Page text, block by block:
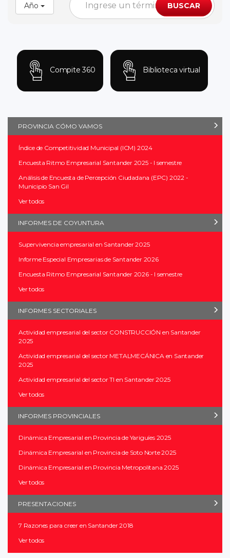
Año BUSCAR
Compite 360 Biblioteca virtual
PROVINCIA CÓMO VAMOS
Índice de Competitividad Municipal (ICM) 2024
Encuesta Ritmo Empresarial Santander 2025 - I semestre
Análisis de Encuesta de Percepción Ciudadana (EPC) 2022 -
Municipio San Gil
Ver todos
INFORMES DE COYUNTURA
Supervivencia empresarial en Santander 2025
Informe Especial Empresarias de Santander 2026
Encuesta Ritmo Empresarial Santander 2026 - I semestre
Ver todos
INFORMES SECTORIALES
Actividad empresarial del sector CONSTRUCCIÓN en Santander
2025
Actividad empresarial del sector METALMECÁNICA en Santander
2025
Actividad empresarial del sector TI en Santander 2025
Ver todos
INFORMES PROVINCIALES
Dinámica Empresarial en Provincia de Yariguíes 2025
Dinámica Empresarial en Provincia de Soto Norte 2025
Dinámica Empresarial en Provincia Metropolitana 2025
Ver todos
PRESENTACIONES
7 Razones para creer en Santander 2018
Ver todos